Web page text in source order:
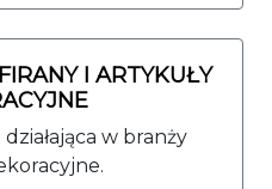
I ARTYKUŁY
w branży